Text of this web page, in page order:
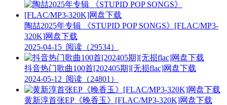
陶喆2025年专辑 《STUPID POP SONGS》[FLAC/MP3-
320K]网盘下载
2025-04-15 阅读（29534）
抖音热门歌曲100首[202405期][无损flac]网盘下载
2024-05-12 阅读（24801）
黄新淳首张EP《晚香玉》[FLAC/MP3-320K]网盘下载